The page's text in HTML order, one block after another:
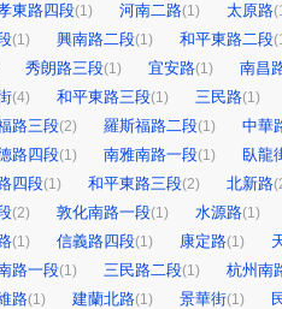
東路四段(1) 河南二路(1) 太原路
(1) 興南路二段(1) 和平東路二段
秀朗路三段(1) 宜安路(1)
南昌
(4) 和平東路三段(1) 三民路(1)
路三段(2) 羅斯福路二段(1)
中華
路四段(1) 南雅南路一段(1)
臥龍
四段(1) 和平東路三段(2) 北新路
(2) 敦化南路一段(1) 水源路(1)
(1) 信義路四段(1) 康定路(1)
路一段(1) 三民路二段(1)
杭州南
路(1) 建蘭北路(1) 景華街(1)